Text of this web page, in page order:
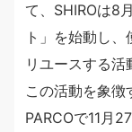
て、SHIROは8
ト」を始動し
リユースする活
この活動を象徴
PARCOで11月